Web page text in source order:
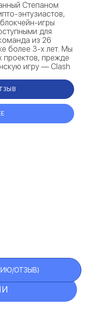
Степаном
энтузиастов,
игры
для
из 26
более 3-х лет. Мы
проектов, прежде
игру — Clash
ОТЗЫВ)